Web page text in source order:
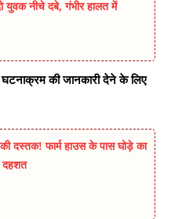
युवक नीचे दबे, गंभीर हालत में
घटनाक्रम की जानकारी देने के लिए
की दस्तक! फार्म हाउस के पास घोड़े का
दहशत